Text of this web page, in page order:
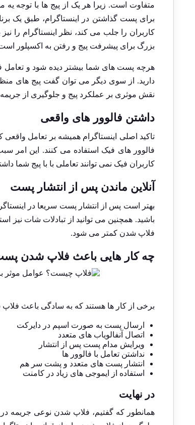
متفاوت است. زیرا هر یک از پیج ها با توجه یه
برای پست گذاشتن در اینستاگرام، طبق یک
کاربران را جلب می کند، نظر اینستاگرام را
بزرگ برای پیشرفت پیج و رفتن به اکسپلور است.
هرچه پست های شما بیشتر دیده شود و تعامل
دارید. از سوی دیگر می توان گفت پیج های
نقش موثری بر عملکرد پیج و جلوگیری از جریمه
داشتن فالوور های واقعی
تاکید اصلی اینستاگرام همیشه بر تعامل
فالوور های فیک استفاده می کنند. این امر
کاربران فیک نمی توانند تعاملی با با پیج
آنلاین ماندن پس از انتشار پست
بهتر است پس از انتشار پست سریعا در
باشید. همچنین می توانید از تبادلات شات نیز
فلاپ شدن کمتر می شود‌.
چه کار هایی باعث فلاپ شدن
برخی از کار ها هستند که به سادگی باعث
ارسال پست به صورت اسپم در دایرکت
اتصال آنفالویاب های متعدد
ویرایش مدام پست پس از انتشار
نداشتن تعامل با فالوور ها
انتشار پست های متعدد و پشت سر هم
استفاده از ایموجی های زیاد در کامنت
در نهایت
همانطور که گفتیم، فلاپ شدن نوعی جریمه در